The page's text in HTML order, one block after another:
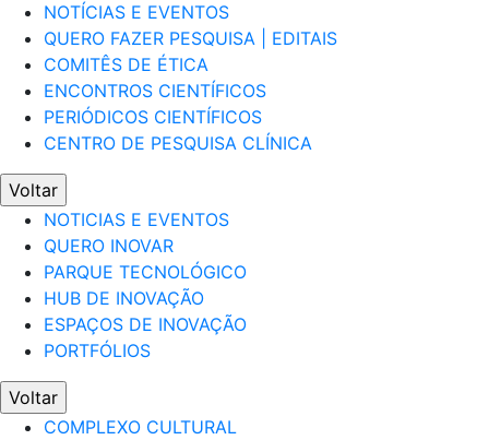
NOTÍCIAS E EVENTOS
QUERO FAZER PESQUISA | EDITAIS
COMITÊS DE ÉTICA
ENCONTROS CIENTÍFICOS
PERIÓDICOS CIENTÍFICOS
CENTRO DE PESQUISA CLÍNICA
Voltar
NOTICIAS E EVENTOS
QUERO INOVAR
PARQUE TECNOLÓGICO
HUB DE INOVAÇÃO
ESPAÇOS DE INOVAÇÃO
PORTFÓLIOS
Voltar
COMPLEXO CULTURAL